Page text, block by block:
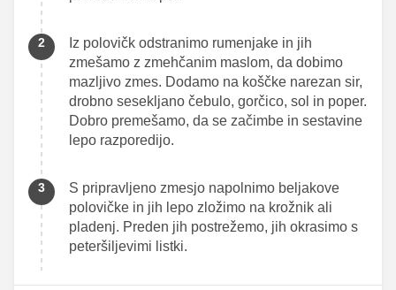
Iz polovičk odstranimo rumenjake in jih
zmešamo z zmehčanim maslom, da dobimo
mazljivo zmes. Dodamo na koščke narezan sir,
drobno sesekljano čebulo, gorčico, sol in poper.
Dobro premešamo, da se začimbe in sestavine
lepo razporedijo.
S pripravljeno zmesjo napolnimo beljakove
polovičke in jih lepo zložimo na krožnik ali
pladenj. Preden jih postrežemo, jih okrasimo s
peteršiljevimi listki.